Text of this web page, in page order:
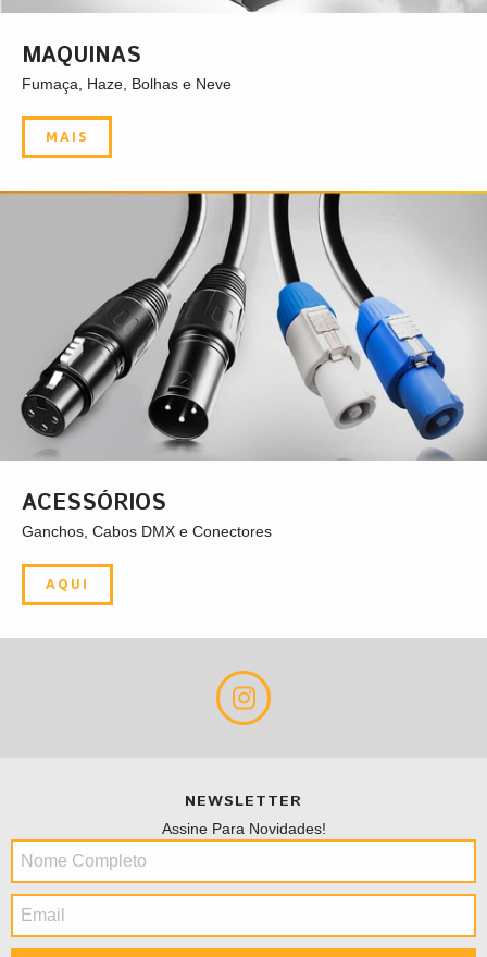
MAQUINAS
Fumaça, Haze, Bolhas e Neve
MAIS
ACESSÓRIOS
Ganchos, Cabos DMX e Conectores
AQUI
NEWSLETTER
Assine Para Novidades!